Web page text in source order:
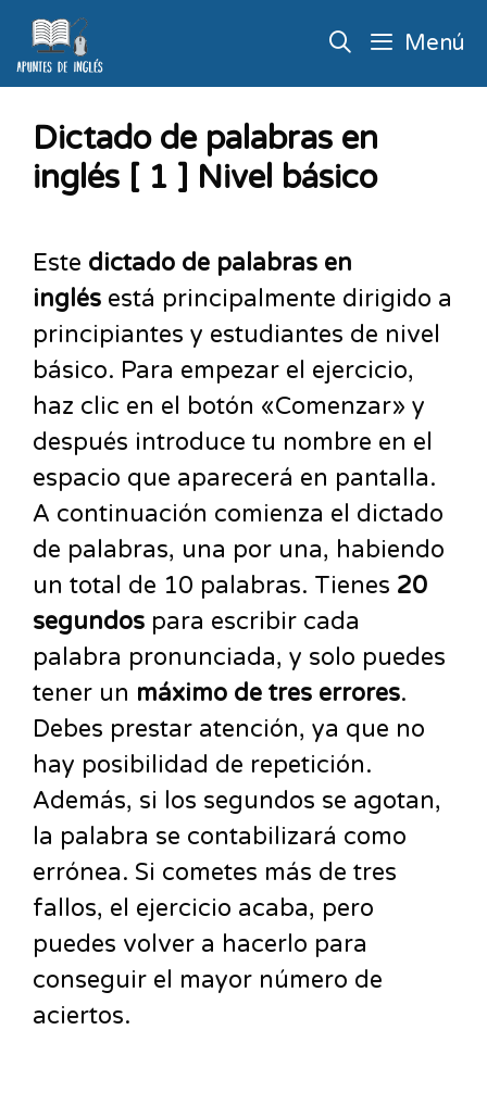
Menú
Dictado de palabras en
inglés [ 1 ] Nivel básico
Este dictado de palabras en
inglés está principalmente dirigido a
principiantes y estudiantes de nivel
básico. Para empezar el ejercicio,
haz clic en el botón «Comenzar» y
después introduce tu nombre en el
espacio que aparecerá en pantalla.
A continuación comienza el dictado
de palabras, una por una, habiendo
un total de 10 palabras. Tienes 20
segundos para escribir cada
palabra pronunciada, y solo puedes
tener un máximo de tres errores.
Debes prestar atención, ya que no
hay posibilidad de repetición.
Además, si los segundos se agotan,
la palabra se contabilizará como
errónea. Si cometes más de tres
fallos, el ejercicio acaba, pero
puedes volver a hacerlo para
conseguir el mayor número de
aciertos.